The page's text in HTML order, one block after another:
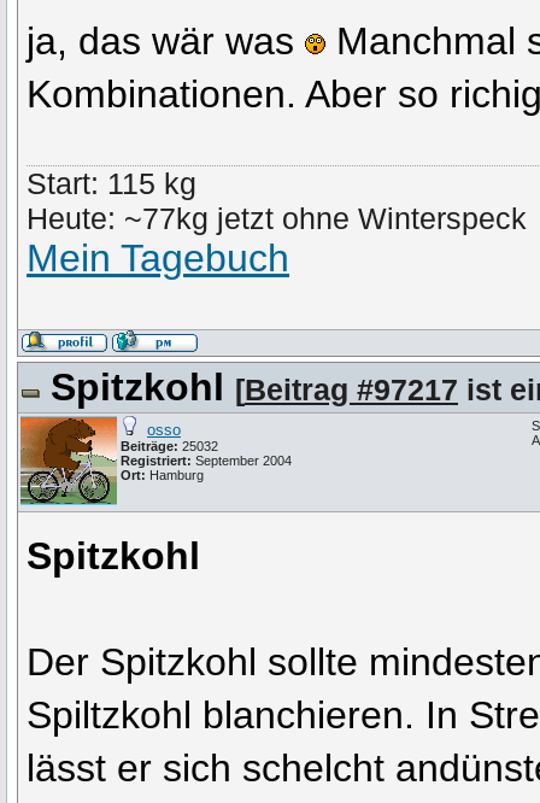
ja, das wär was
Manchmal
Kombinationen. Aber so
Start: 115 kg
Heute: ~77kg jetzt ohne Winterspeck
Mein Tagebuch
Spitzkohl [Beitrag #97217 ist
osso
Beiträge: 25032
Registriert: September 2004
Ort: Hamburg
Spitzkohl
Der Spitzkohl sollte
Spiltzkohl blanchieren. In
lässt er sich schelcht